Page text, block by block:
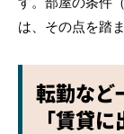
は、その点を踏
転勤など
「賃貸